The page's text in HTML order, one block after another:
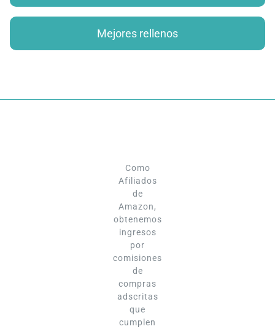
Mejores rellenos
Como
Afiliados
de
Amazon,
obtenemos
ingresos
por
comisiones
de
compras
adscritas
que
cumplen